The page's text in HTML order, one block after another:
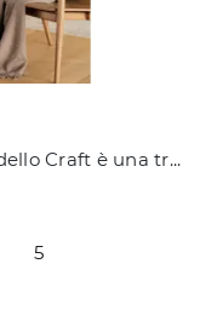
Ecco la luce che fa per te! Il modello Craft è una tra le nostre lampade da terra di Ideal Lux.
5